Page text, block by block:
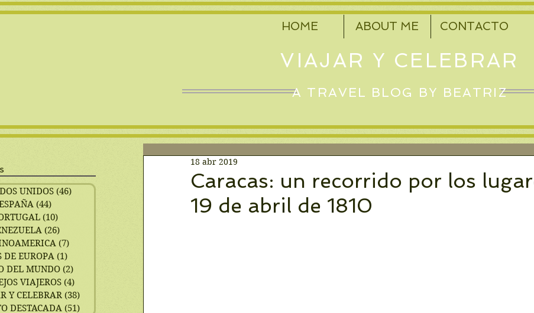
VIAJAR Y CELEBRAR
A TRAVEL BLOG BY BEATRIZ
HOME ABOUT ME CONTACTO
Caracas: un recorrido por los
19 de abril de 1810
18 abr 2019
UNIDOS (46) 46 entradas
(44)44 entradas
(10)10 entradas
(26)
(7)7 entradas
DE EUROPA (1)
DEL MUNDO (2)
VIAJEROS (4)
Y CELEBRAR (38)38 entradas
DESTACADA (51)